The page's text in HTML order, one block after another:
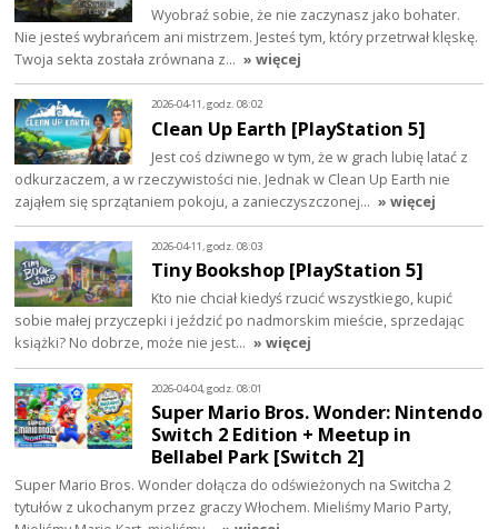
Wyobraź sobie, że nie zaczynasz jako bohater.
Nie jesteś wybrańcem ani mistrzem. Jesteś tym, który przetrwał klęskę.
Twoja sekta została zrównana z… » więcej
2026-04-11, godz. 08:02
Clean Up Earth [PlayStation 5]
Jest coś dziwnego w tym, że w grach lubię latać z
odkurzaczem, a w rzeczywistości nie. Jednak w Clean Up Earth nie
zająłem się sprzątaniem pokoju, a zanieczyszczonej… » więcej
2026-04-11, godz. 08:03
Tiny Bookshop [PlayStation 5]
Kto nie chciał kiedyś rzucić wszystkiego, kupić
sobie małej przyczepki i jeździć po nadmorskim mieście, sprzedając
książki? No dobrze, może nie jest… » więcej
2026-04-04, godz. 08:01
Super Mario Bros. Wonder: Nintendo
Switch 2 Edition + Meetup in
Bellabel Park [Switch 2]
Super Mario Bros. Wonder dołącza do odświeżonych na Switcha 2
tytułów z ukochanym przez graczy Włochem. Mieliśmy Mario Party,